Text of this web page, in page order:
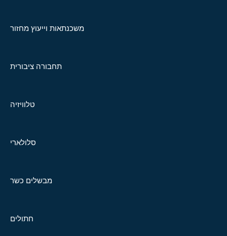
משכנתאות וייעוץ מחזור
תחבורה ציבורית
טלוויזיה
סלולארי
מבשלים כשר
חתולים